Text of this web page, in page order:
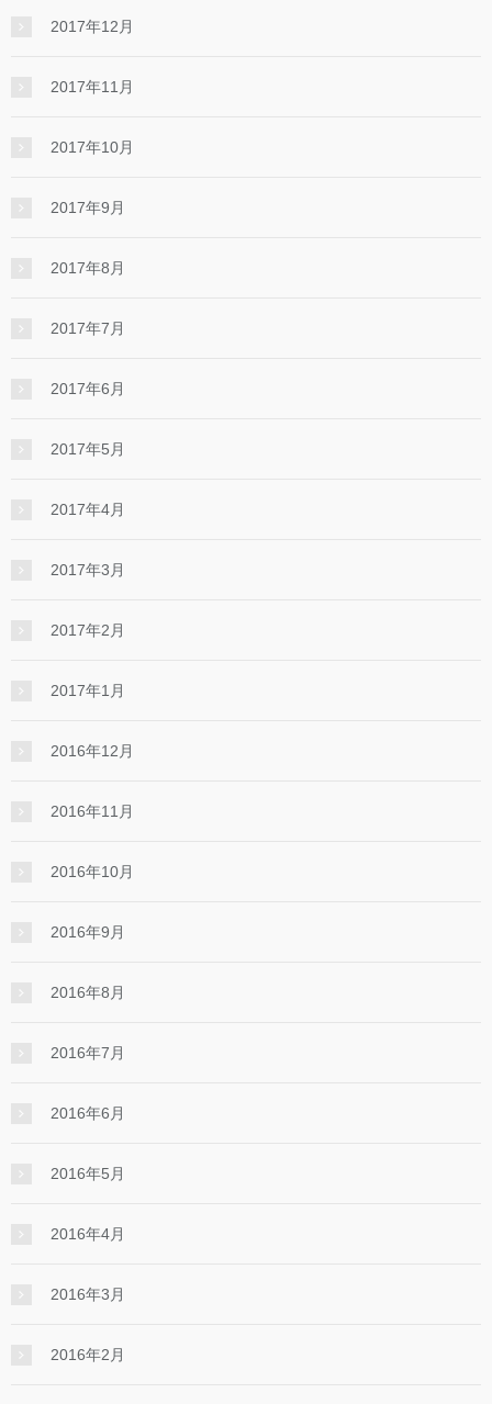
2017年12月
2017年11月
2017年10月
2017年9月
2017年8月
2017年7月
2017年6月
2017年5月
2017年4月
2017年3月
2017年2月
2017年1月
2016年12月
2016年11月
2016年10月
2016年9月
2016年8月
2016年7月
2016年6月
2016年5月
2016年4月
2016年3月
2016年2月